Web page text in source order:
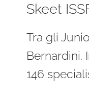
Skeet
Tra gli
Bernardini.
146